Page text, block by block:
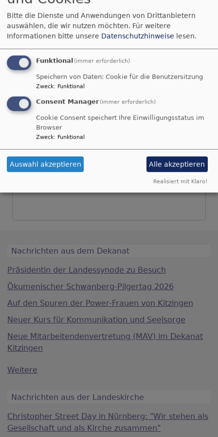
fern wart, und Frieden denen, die nahe
waren.
Epheser 2,17
© Evangelische Brüder-Unität –
Weitere Informationen finden Siehier.
Sie können diesen Inhalt aufgrund Ihrer
Browser-Einstellungen nicht sehen.
Nachrichten aus dem Dekanat
Präsidentin der Landessynode zu Besuch
Ökumenischer Schwanberg-Pilgertag 2026
Auf den Spuren der Power-Frauen von Kitzingen
Neuer Kurs für Kommunikation und Seelsorge
Neue Mitarbeitendenvertretung (MAV) im Dekanat
Kitzingen
Weitere
Nachrichten aus der Landeskirche
Christopher Street Day in Nürnberg: "Wir stehen als
Gesellschaft und als Kirche zusammen"
Bitte die Dienste und Anwendungen von Drittanbietern
auswählen, die wir nutzen möchten. Für weitere
Informationen bitte unsere Datenschutzhinweise lesen.
Funktional (immer erforderlich)
Speichern von Daten: Cookie für die Benutzersitzung
Zweck: Funktional
Consent Manager (immer erforderlich)
Cookie Consent speichert Ihre Einwilligungsstatus im
Browser
Zweck: Funktional
Auswahl akzeptieren Alle akzeptieren
Realisiert mit Klaro!